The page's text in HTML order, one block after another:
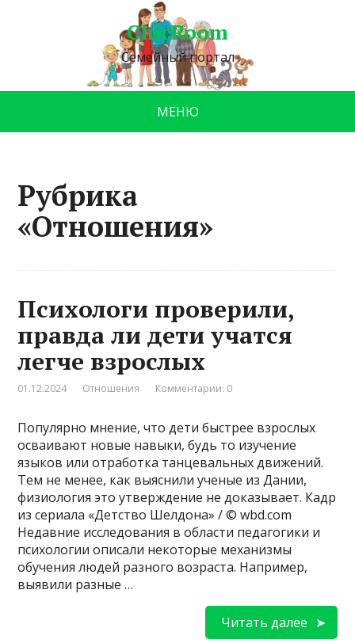
ChicRoom
Семейный портал
МЕНЮ
Рубрика
«Отношения»
Психологи проверили,
правда ли дети учатся
легче взрослых
01.12.2024 Отношения Комментарии: 0
Популярно мнение, что дети быстрее взрослых
осваивают новые навыки, будь то изучение
языков или отработка танцевальных движений.
Тем не менее, как выяснили ученые из Дании,
физиология это утверждение не доказывает. Кадр
из сериала «Детство Шелдона» / © wbd.com
Недавние исследования в области педагогики и
психологии описали некоторые механизмы
обучения людей разного возраста. Например,
выявили разные …
Читать далее